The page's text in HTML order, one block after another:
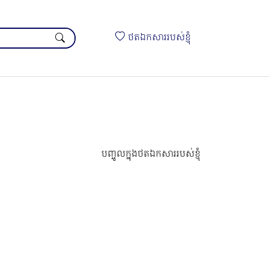
ថតឯកសាររបស់ខ្ញុំ
បញ្ចូលក្នុងថតឯកសាររបស់ខ្ញុំ